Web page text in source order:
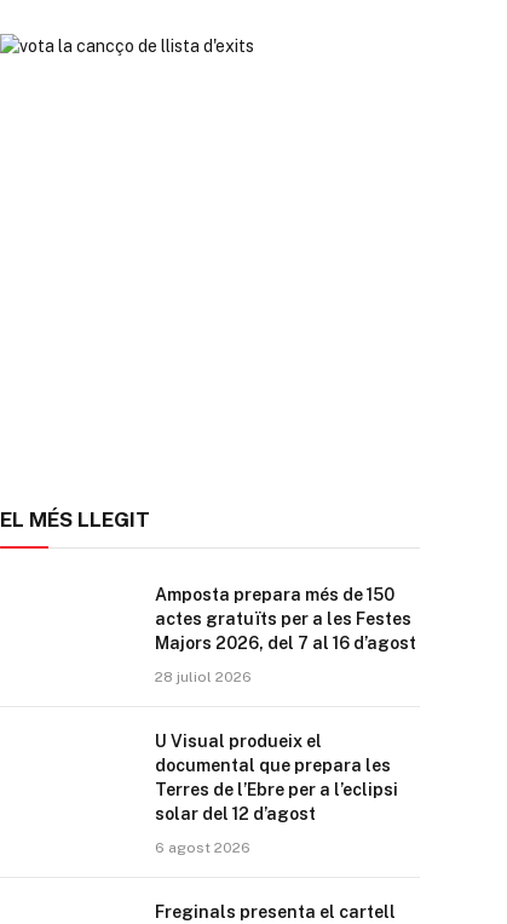
EL MÉS LLEGIT
Amposta prepara més de 150
actes gratuïts per a les Festes
Majors 2026, del 7 al 16 d’agost
28 juliol 2026
U Visual produeix el
documental que prepara les
Terres de l’Ebre per a l’eclipsi
solar del 12 d’agost
6 agost 2026
Freginals presenta el cartell